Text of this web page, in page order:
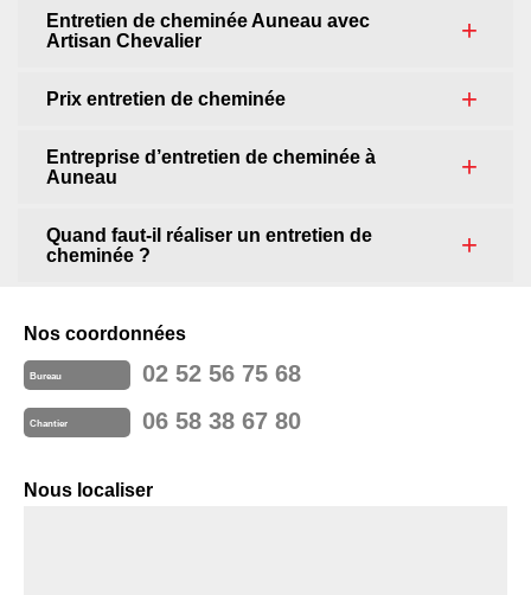
Entretien de cheminée Auneau avec
Artisan Chevalier
Prix entretien de cheminée
Entreprise d’entretien de cheminée à
Auneau
Quand faut-il réaliser un entretien de
cheminée ?
Nos coordonnées
Bureau 02 52 56 75 68
Chantier 06 58 38 67 80
Nous localiser